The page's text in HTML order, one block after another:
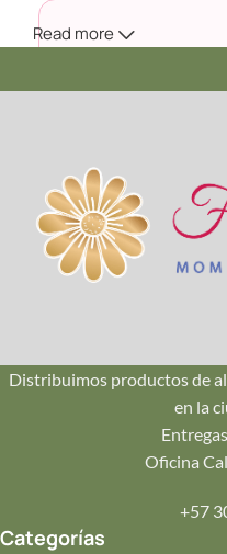
Tu
Incluye una tarjeta
Read more
Distribuimos productos de
en la
Oficina
+57
Categorías